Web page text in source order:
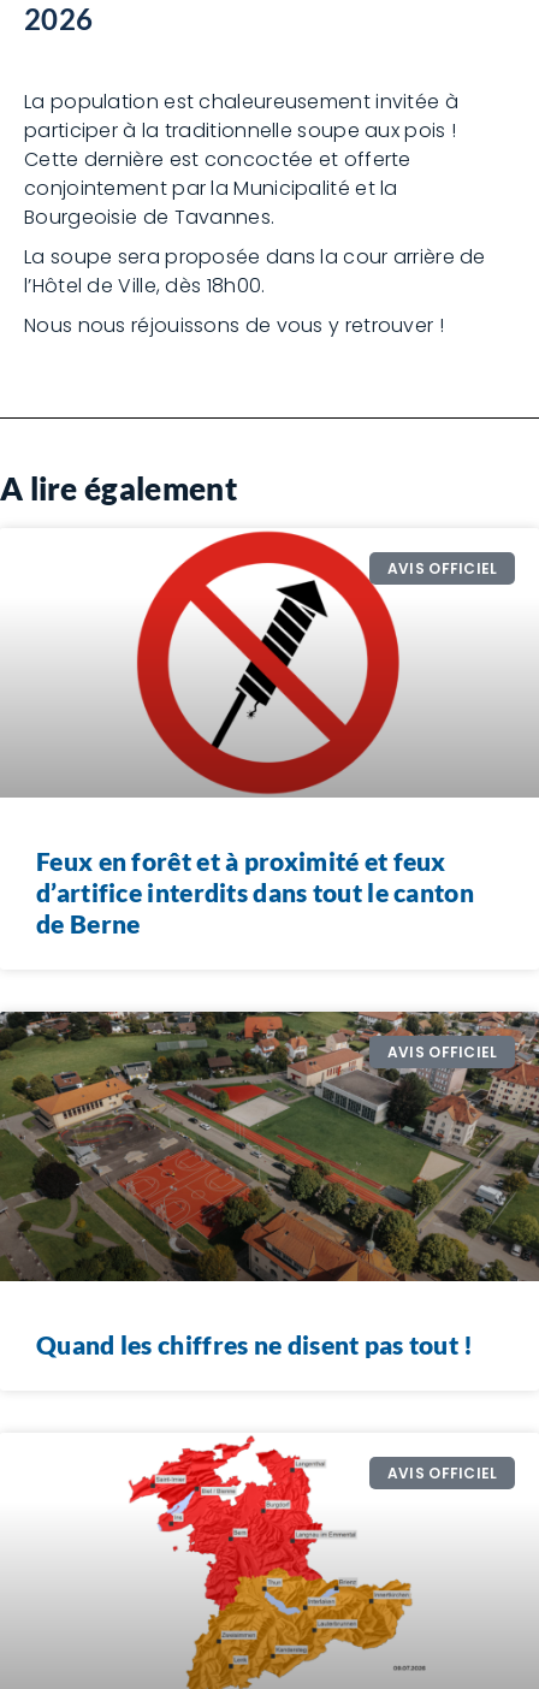
2026
La population est chaleureusement invitée à
participer à la traditionnelle soupe aux pois !
Cette dernière est concoctée et offerte
conjointement par la Municipalité et la
Bourgeoisie de Tavannes.
La soupe sera proposée dans la cour arrière de
l’Hôtel de Ville, dès 18h00.
Nous nous réjouissons de vous y retrouver !
A lire également
AVIS OFFICIEL
Feux en forêt et à proximité et feux
d’artifice interdits dans tout le canton
de Berne
AVIS OFFICIEL
Quand les chiffres ne disent pas tout !
AVIS OFFICIEL